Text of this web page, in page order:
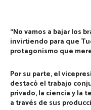
“No vamos a bajar los
invirtiendo para que
protagonismo que
Por su parte, el
destacó el trabajo
privado, la ciencia y la
a través de sus